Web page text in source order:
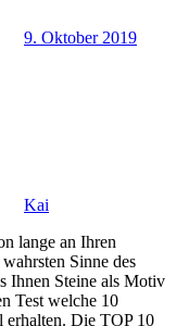
9. Oktober 2019
Kai
lange an Ihren
Sinne des
Ihnen Steine als Motiv
Test welche 10
erhalten. Die TOP 10